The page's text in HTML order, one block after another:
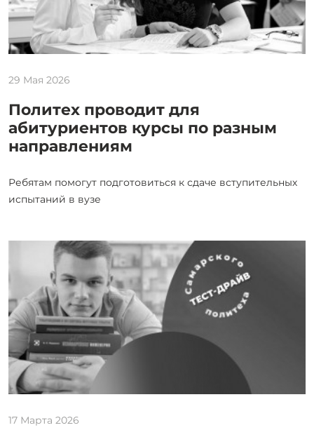
29 Мая 2026
Политех проводит для
абитуриентов курсы по разным
направлениям
Ребятам помогут подготовиться к сдаче вступительных
испытаний в вузе
17 Марта 2026